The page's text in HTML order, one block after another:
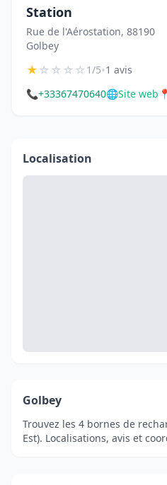
Station
Rue de l'Aérostation, 88190
Golbey
★☆☆☆☆1/5•1 avis
📞+33367470640🌐Site web 📍
Localisation
Golbey
Trouvez les 4 bornes de
Est). Localisations, avis et